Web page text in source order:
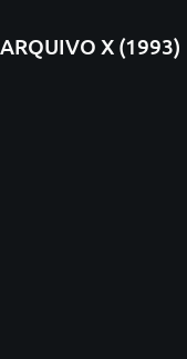
ARQUIVO X (1993)